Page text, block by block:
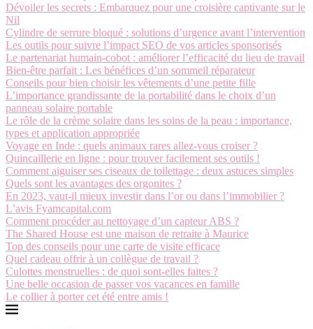
Dévoiler les secrets : Embarquez pour une croisière captivante sur le
Nil
Cylindre de serrure bloqué : solutions d’urgence avant l’intervention
Les outils pour suivre l’impact SEO de vos articles sponsorisés
Le partenariat humain-cobot : améliorer l’efficacité du lieu de travail
Bien-être parfait : Les bénéfices d’un sommeil réparateur
Conseils pour bien choisir les vêtements d’une petite fille
L’importance grandissante de la portabilité dans le choix d’un
panneau solaire portable
Le rôle de la crème solaire dans les soins de la peau : importance,
types et application appropriée
Voyage en Inde : quels animaux rares allez-vous croiser ?
Quincaillerie en ligne : pour trouver facilement ses outils !
Comment aiguiser ses ciseaux de toilettage : deux astuces simples
Quels sont les avantages des orgonites ?
En 2023, vaut-il mieux investir dans l’or ou dans l’immobilier ?
L’avis Fyamcapital.com
Comment procéder au nettoyage d’un capteur ABS ?
The Shared House est une maison de retraite à Maurice
Top des conseils pour une carte de visite efficace
Quel cadeau offrir à un collègue de travail ?
Culottes menstruelles : de quoi sont-elles faites ?
Une belle occasion de passer vos vacances en famille
Le collier à porter cet été entre amis !